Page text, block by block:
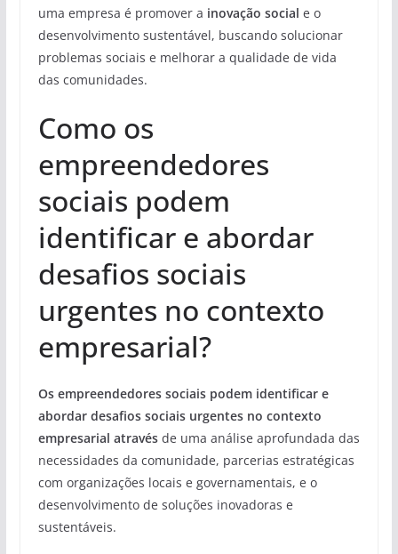
uma empresa é promover a inovação social e o
desenvolvimento sustentável, buscando solucionar
problemas sociais e melhorar a qualidade de vida
das comunidades.
Como os
empreendedores
sociais podem
identificar e abordar
desafios sociais
urgentes no contexto
empresarial?
Os empreendedores sociais podem identificar e
abordar desafios sociais urgentes no contexto
empresarial atravésde uma análise aprofundada das
necessidades da comunidade, parcerias estratégicas
com organizações locais e governamentais, e o
desenvolvimento de soluções inovadoras e
sustentáveis.